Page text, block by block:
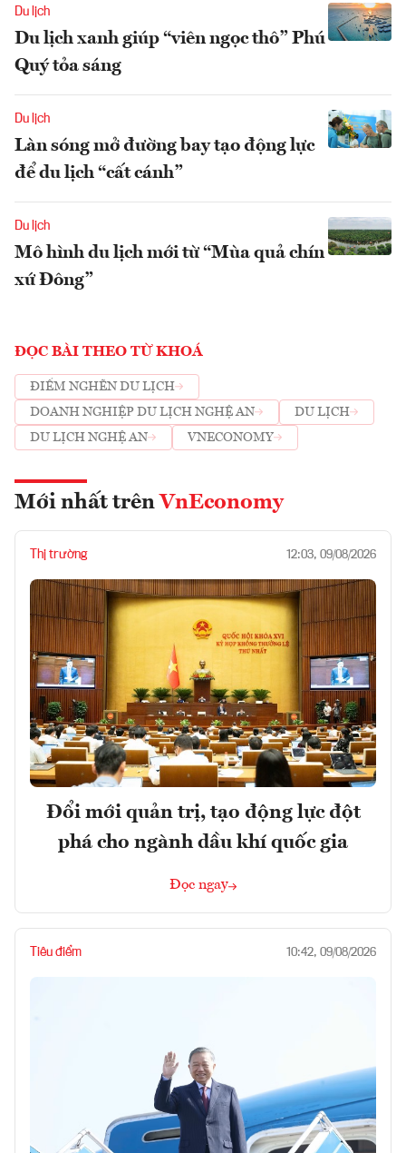
Du lịch
Du lịch xanh giúp “viên ngọc thô” Phú
Quý tỏa sáng
Du lịch
Làn sóng mở đường bay tạo động lực
để du lịch “cất cánh”
Du lịch
Mô hình du lịch mới từ “Mùa quả chín
xứ Đông”
ĐỌC BÀI THEO TỪ KHOÁ
ĐIỂM NGHẼN DU LỊCH
DOANH NGHIỆP DU LỊCH NGHỆ AN
DU LỊCH
DU LỊCH NGHỆ AN
VNECONOMY
Mới nhất trên VnEconomy
Thị trường 12:03, 09/08/2026
Đổi mới quản trị, tạo động lực đột
phá cho ngành dầu khí quốc gia
Đọc ngay
Tiêu điểm 10:42, 09/08/2026